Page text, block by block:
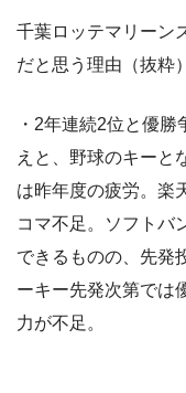
千葉ロッテマリーン
だと思う理由（抜粋）
・2年連続2位と優
えと、野球のキーと
は昨年度の疲労。楽
コマ不足。ソフトバ
できるものの、先発
ーキー先発次第では
力が不足。